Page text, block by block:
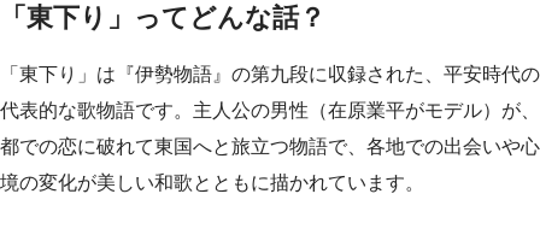
「東下り」ってどんな話？
「東下り」は『伊勢物語』の第九段に収録された、平安時代の
代表的な歌物語です。主人公の男性（在原業平がモデル）が、
都での恋に破れて東国へと旅立つ物語で、各地での出会いや心
境の変化が美しい和歌とともに描かれています。